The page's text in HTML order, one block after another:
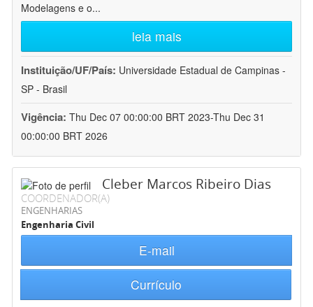
Modelagens e o...
leia mais
Instituição/UF/País: Universidade Estadual de Campinas -
SP - Brasil
Vigência: Thu Dec 07 00:00:00 BRT 2023-Thu Dec 31
00:00:00 BRT 2026
Cleber Marcos Ribeiro Dias
COORDENADOR(A)
ENGENHARIAS
Engenharia Civil
E-mail
Currículo